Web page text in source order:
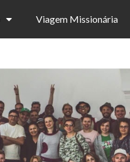
Viagem Missionária